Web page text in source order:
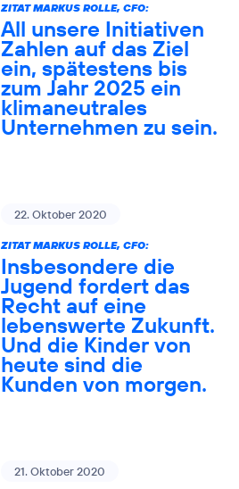
ZITAT MARKUS ROLLE, CFO:
All unsere Initiativen
Zahlen auf das Ziel
ein, spätestens bis
zum Jahr 2025 ein
klimaneutrales
Unternehmen zu sein.
22. Oktober 2020
ZITAT MARKUS ROLLE, CFO:
Insbesondere die
Jugend fordert das
Recht auf eine
lebenswerte Zukunft.
Und die Kinder von
heute sind die
Kunden von morgen.
21. Oktober 2020